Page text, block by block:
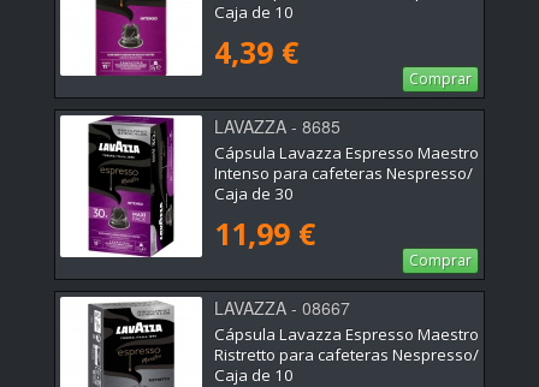
Caja de 10
4,39 €
Comprar
LAVAZZA - 8685
Cápsula Lavazza Espresso Maestro
Intenso para cafeteras Nespresso/
Caja de 30
11,99 €
Comprar
LAVAZZA - 08667
Cápsula Lavazza Espresso Maestro
Ristretto para cafeteras Nespresso/
Caja de 10